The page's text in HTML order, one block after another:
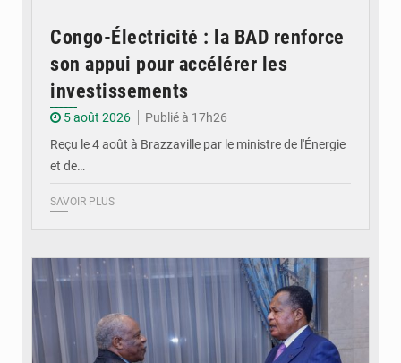
Congo-Électricité : la BAD renforce
son appui pour accélérer les
investissements
5 août 2026
Publié à 17h26
Reçu le 4 août à Brazzaville par le ministre de l'Énergie
et de…
SAVOIR PLUS